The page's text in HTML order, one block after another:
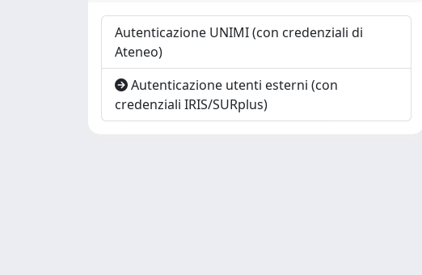
Autenticazione UNIMI (con credenziali di
Ateneo)
Autenticazione utenti esterni (con
credenziali IRIS/SURplus)